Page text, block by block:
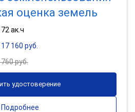
оценка земель
ак.ч
160 руб.
руб.
удостоверение
Подробнее